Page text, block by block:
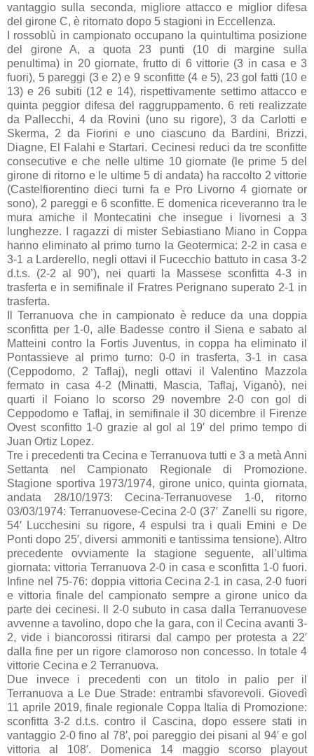
vantaggio sulla seconda, migliore attacco e miglior difesa
del girone C, è ritornato dopo 5 stagioni in Eccellenza.
I rossoblù in campionato occupano la quintultima posizione
del girone A, a quota 23 punti (10 di margine sulla
penultima) in 20 giornate, frutto di 6 vittorie (3 in casa e 3
fuori), 5 pareggi (3 e 2) e 9 sconfitte (4 e 5), 23 gol fatti (10 e
13) e 26 subiti (12 e 14), rispettivamente settimo attacco e
quinta peggior difesa del raggruppamento. 6 reti realizzate
da Pallecchi, 4 da Rovini (uno su rigore), 3 da Carlotti e
Skerma, 2 da Fiorini e uno ciascuno da Bardini, Brizzi,
Diagne, El Falahi e Startari. Cecinesi reduci da tre sconfitte
consecutive e che nelle ultime 10 giornate (le prime 5 del
girone di ritorno e le ultime 5 di andata) ha raccolto 2 vittorie
(Castelfiorentino dieci turni fa e Pro Livorno 4 giornate or
sono), 2 pareggi e 6 sconfitte. E domenica riceveranno tra le
mura amiche il Montecatini che insegue i livornesi a 3
lunghezze. I ragazzi di mister Sebiastiano Miano in Coppa
hanno eliminato al primo turno la Geotermica: 2-2 in casa e
3-1 a Larderello, negli ottavi il Fucecchio battuto in casa 3-2
d.t.s. (2-2 al 90’), nei quarti la Massese sconfitta 4-3 in
trasferta e in semifinale il Fratres Perignano superato 2-1 in
trasferta.
Il Terranuova che in campionato è reduce da una doppia
sconfitta per 1-0, alle Badesse contro il Siena e sabato al
Matteini contro la Fortis Juventus, in coppa ha eliminato il
Pontassieve al primo turno: 0-0 in trasferta, 3-1 in casa
(Ceppodomo, 2 Taflaj), negli ottavi il Valentino Mazzola
fermato in casa 4-2 (Minatti, Mascia, Taflaj, Viganò), nei
quarti il Foiano lo scorso 29 novembre 2-0 con gol di
Ceppodomo e Taflaj, in semifinale il 30 dicembre il Firenze
Ovest sconfitto 1-0 grazie al gol al 19′ del primo tempo di
Juan Ortiz Lopez.
Tre i precedenti tra Cecina e Terranuova tutti e 3 a metà Anni
Settanta nel Campionato Regionale di Promozione.
Stagione sportiva 1973/1974, girone unico, quinta giornata,
andata 28/10/1973: Cecina-Terranuovese 1-0, ritorno
03/03/1974: Terranuovese-Cecina 2-0 (37′ Zanelli su rigore,
54′ Lucchesini su rigore, 4 espulsi tra i quali Emini e De
Ponti dopo 25′, diversi ammoniti e tantissima tensione). Altro
precedente ovviamente la stagione seguente, all’ultima
giornata: vittoria Terranuova 2-0 in casa e sconfitta 1-0 fuori.
Infine nel 75-76: doppia vittoria Cecina 2-1 in casa, 2-0 fuori
e vittoria finale del campionato sempre a girone unico da
parte dei cecinesi. Il 2-0 subuto in casa dalla Terranuovese
avvenne a tavolino, dopo che la gara, con il Cecina avanti 3-
2, vide i biancorossi ritirarsi dal campo per protesta a 22′
dalla fine per un rigore clamoroso non concesso. In totale 4
vittorie Cecina e 2 Terranuova.
Due invece i precedenti con un titolo in palio per il
Terranuova a Le Due Strade: entrambi sfavorevoli. Giovedì
11 aprile 2019, finale regionale Coppa Italia di Promozione:
sconfitta 3-2 d.t.s. contro il Cascina, dopo essere stati in
vantaggio 2-0 fino al 78′, poi pareggio dei pisani al 94′ e gol
vittoria al 108′. Domenica 14 maggio scorso playout